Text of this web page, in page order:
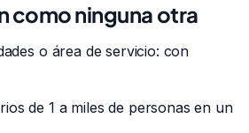
como ninguna otra
o área de servicio: con
de 1 a miles de personas en un